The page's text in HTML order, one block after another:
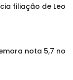
filiação de Leo
nota 5,7 no